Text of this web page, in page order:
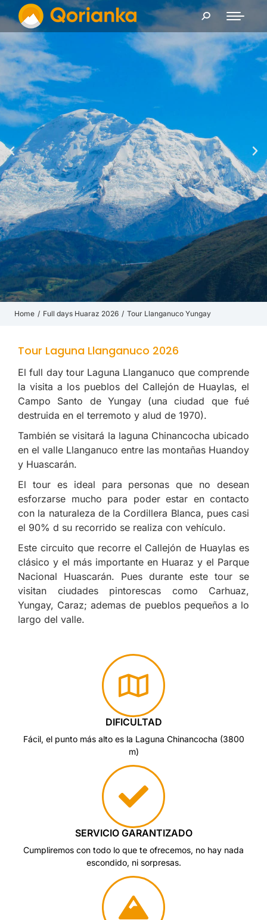
You are here:
Home Full days Huaraz 2026 Tour Llanganuco Yungay
Tour Laguna Llanganuco 2026
El full day tour Laguna Llanganuco que comprende
la visita a los pueblos del Callejón de Huaylas, el
Campo Santo de Yungay (una ciudad que fué
destruida en el terremoto y alud de 1970).
También se visitará la laguna Chinancocha ubicado
en el valle Llanganuco entre las montañas Huandoy
y Huascarán.
El tour es ideal para personas que no desean
esforzarse mucho para poder estar en contacto
con la naturaleza de la Cordillera Blanca, pues casi
el 90% d su recorrido se realiza con vehículo.
Este circuito que recorre el Callejón de Huaylas es
clásico y el más importante en Huaraz y el Parque
Nacional Huascarán. Pues durante este tour se
visitan ciudades pintorescas como Carhuaz,
Yungay, Caraz; ademas de pueblos pequeños a lo
largo del valle.
DIFICULTAD
Fácil, el punto más alto es la Laguna Chinancocha (3800
m)
SERVICIO GARANTIZADO
Cumpliremos con todo lo que te ofrecemos, no hay nada
escondido, ni sorpresas.